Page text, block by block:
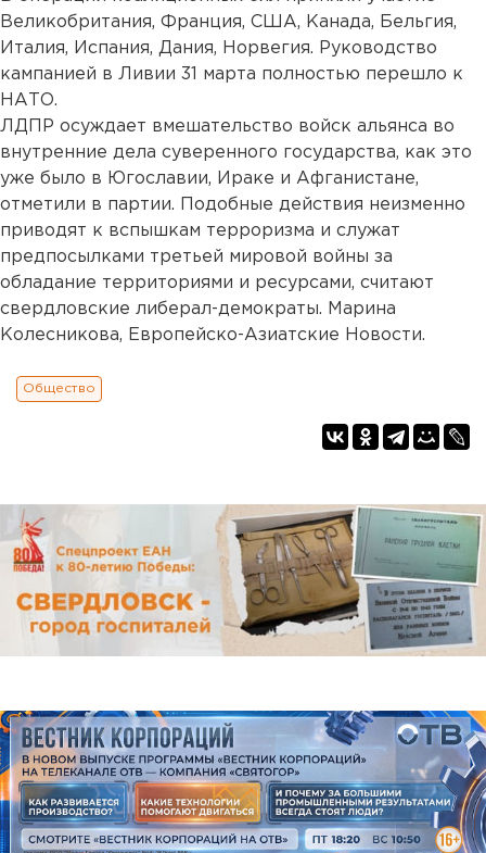
Великобритания, Франция, США, Канада, Бельгия,
Италия, Испания, Дания, Норвегия. Руководство
кампанией в Ливии 31 марта полностью перешло к
НАТО.
ЛДПР осуждает вмешательство войск альянса во
внутренние дела суверенного государства, как это
уже было в Югославии, Ираке и Афганистане,
отметили в партии. Подобные действия неизменно
приводят к вспышкам терроризма и служат
предпосылками третьей мировой войны за
обладание территориями и ресурсами, считают
свердловские либерал-демократы. Марина
Колесникова, Европейско-Азиатские Новости.
Общество